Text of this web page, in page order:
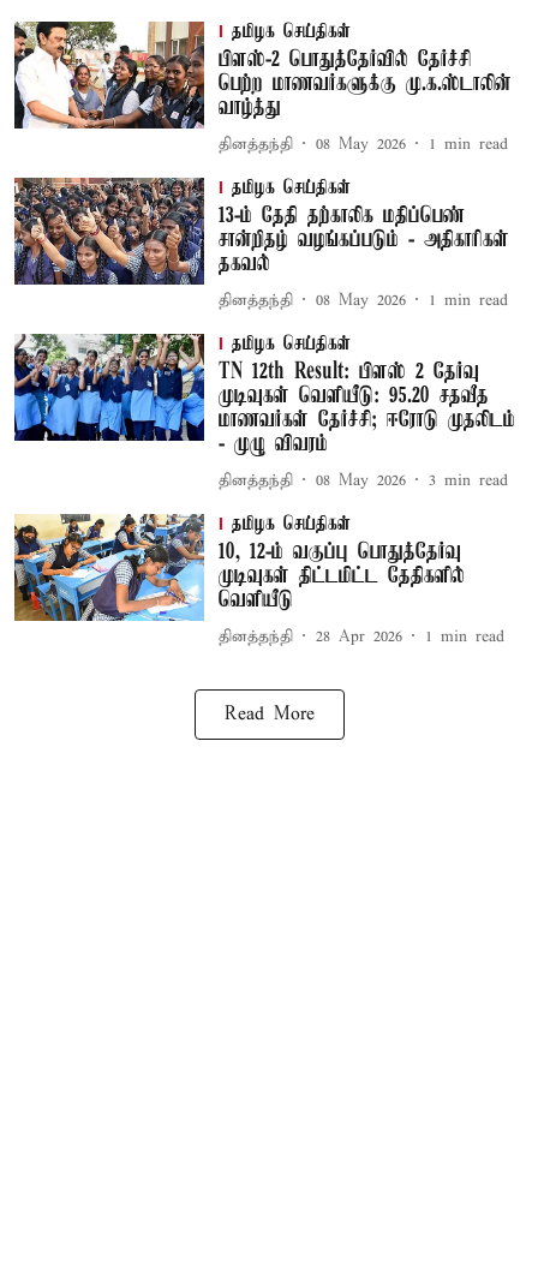
தமிழக செய்திகள்
பிளஸ்-2 பொதுத்தேர்வில் தேர்ச்சி
பெற்ற மாணவர்களுக்கு மு.க.ஸ்டாலின்
வாழ்த்து
தினத்தந்தி 08 May 2026 1 min read
தமிழக செய்திகள்
13-ம் தேதி தற்காலிக மதிப்பெண்
சான்றிதழ் வழங்கப்படும் - அதிகாரிகள்
தகவல்
தினத்தந்தி 08 May 2026 1 min read
தமிழக செய்திகள்
TN 12th Result: பிளஸ் 2 தேர்வு
முடிவுகள் வெளியீடு: 95.20 சதவீத
மாணவர்கள் தேர்ச்சி; ஈரோடு முதலிடம்
- முழு விவரம்
தினத்தந்தி 08 May 2026 3 min read
தமிழக செய்திகள்
10, 12-ம் வகுப்பு பொதுத்தேர்வு
முடிவுகள் திட்டமிட்ட தேதிகளில்
வெளியீடு
தினத்தந்தி 28 Apr 2026 1 min read
Read More